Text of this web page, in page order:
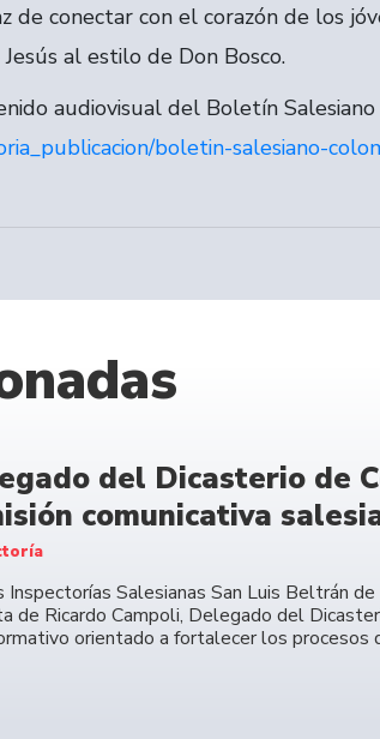
de conectar con el corazón de los
al estilo de Don Bosco.
audiovisual del Boletín
boletin-salesiano-
del Dicasterio de
comunicativa
Salesianas San Luis Beltrán
de Ricardo Campoli, Delegado del
orientado a fortalecer los procesos